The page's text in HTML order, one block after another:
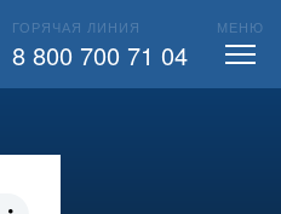
ГОРЯЧАЯ ЛИНИЯ
8 800 700 71 04
МЕНЮ